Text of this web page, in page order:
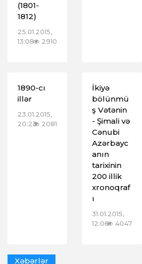
(1801-
1812)
25.01.2015,
13:08
2910
1890-cı
illər
23.01.2015,
20:23
2081
İkiyə
bölünmü
ş Vətənin
- Şimali və
Cənubi
Azərbayc
anın
tarixinin
200 illik
xronoqraf
ı
31.01.2015,
12:06 4047
Xəbərlər